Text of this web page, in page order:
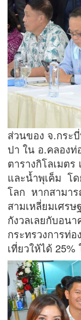
ส่วนของ จ.กระ
ปา ใน อ.คลอง
ตารางกิโลเมต
และน้ำพุเค็ม โ
โลก หากสามา
สามเหลี่ยมเศร
กังวลเลยกับอน
กระทรวงการท่อ
เที่ยวให้ได้ 25%